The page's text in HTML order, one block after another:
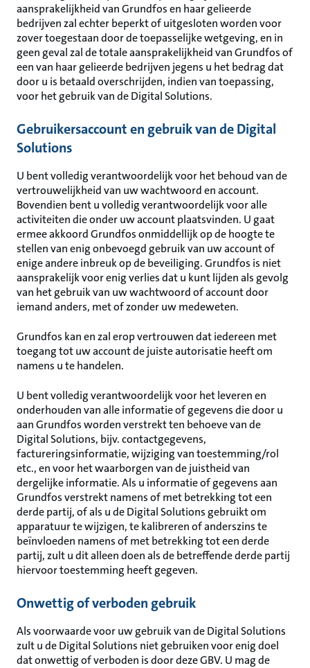
aansprakelijkheid van Grundfos en haar gelieerde
bedrijven zal echter beperkt of uitgesloten worden voor
zover toegestaan door de toepasselijke wetgeving, en in
geen geval zal de totale aansprakelijkheid van Grundfos of
een van haar gelieerde bedrijven jegens u het bedrag dat
door u is betaald overschrijden, indien van toepassing,
voor het gebruik van de Digital Solutions.
Gebruikersaccount en gebruik van de Digital
Solutions
U bent volledig verantwoordelijk voor het behoud van de
vertrouwelijkheid van uw wachtwoord en account.
Bovendien bent u volledig verantwoordelijk voor alle
activiteiten die onder uw account plaatsvinden. U gaat
ermee akkoord Grundfos onmiddellijk op de hoogte te
stellen van enig onbevoegd gebruik van uw account of
enige andere inbreuk op de beveiliging. Grundfos is niet
aansprakelijk voor enig verlies dat u kunt lijden als gevolg
van het gebruik van uw wachtwoord of account door
iemand anders, met of zonder uw medeweten.
Grundfos kan en zal erop vertrouwen dat iedereen met
toegang tot uw account de juiste autorisatie heeft om
namens u te handelen.
U bent volledig verantwoordelijk voor het leveren en
onderhouden van alle informatie of gegevens die door u
aan Grundfos worden verstrekt ten behoeve van de
Digital Solutions, bijv. contactgegevens,
factureringsinformatie, wijziging van toestemming/rol
etc., en voor het waarborgen van de juistheid van
dergelijke informatie. Als u informatie of gegevens aan
Grundfos verstrekt namens of met betrekking tot een
derde partij, of als u de Digital Solutions gebruikt om
apparatuur te wijzigen, te kalibreren of anderszins te
beïnvloeden namens of met betrekking tot een derde
partij, zult u dit alleen doen als de betreffende derde partij
hiervoor toestemming heeft gegeven.
Onwettig of verboden gebruik
Als voorwaarde voor uw gebruik van de Digital Solutions
zult u de Digital Solutions niet gebruiken voor enig doel
dat onwettig of verboden is door deze GBV. U mag de